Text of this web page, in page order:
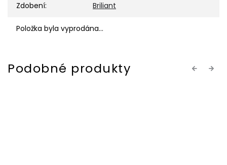
Zdobení: Briliant
Položka byla vyprodána…
Previous
Next